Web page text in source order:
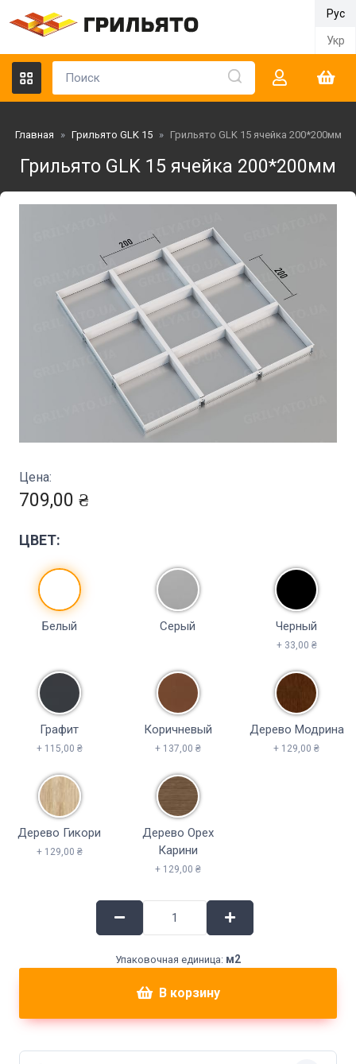
Рус
Укр
Главная » Грильято GLK 15 » Грильято GLK 15 ячейка 200*200мм
Грильято GLK 15 ячейка 200*200мм
Цена:
709,00 ₴
ЦВЕТ:
Белый Серый Черный
+ 33,00 ₴
Графит
+ 115,00 ₴
Коричневый
+ 137,00 ₴
Дерево Модрина
+ 129,00 ₴
Дерево Гикори
+ 129,00 ₴
Дерево Орех
Карини
+ 129,00 ₴
Упаковочная единица: м2
В корзину